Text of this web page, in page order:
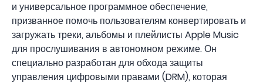
и универсальное программное обеспечение,
призванное помочь пользователям конвертировать и
загружать треки, альбомы и плейлисты Apple Music
для прослушивания в автономном режиме. Он
специально разработан для обхода защиты
управления цифровыми правами (DRM), которая